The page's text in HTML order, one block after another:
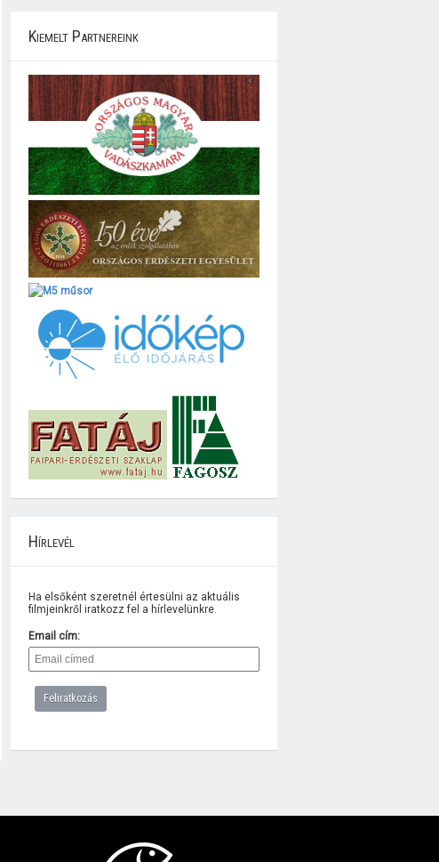
Kiemelt Partnereink
Hírlevél
Ha elsőként szeretnél értesülni az aktuális
filmjeinkről iratkozz fel a hírlevelünkre.
Email cím: